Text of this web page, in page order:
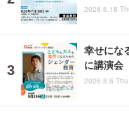
2026.6.18
幸せにな
に講演会
2026.8.6